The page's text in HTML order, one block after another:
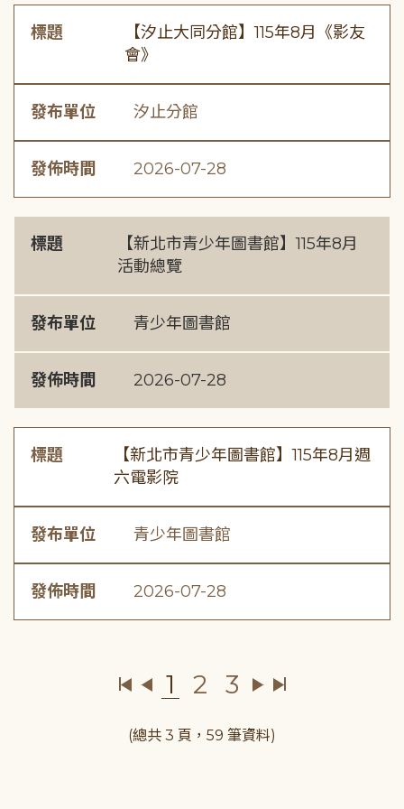
標題
【汐止大同分館】115年8月《影友
會》
發布單位 汐止分館
發佈時間 2026-07-28
標題
【新北市青少年圖書館】115年8月
活動總覽
發布單位 青少年圖書館
發佈時間 2026-07-28
標題
【新北市青少年圖書館】115年8月週
六電影院
發布單位 青少年圖書館
發佈時間 2026-07-28
1 2 3
(總共 3 頁，59 筆資料)